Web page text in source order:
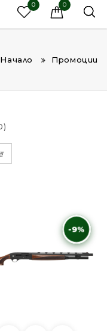
0 0
Начало Промоции
-9%